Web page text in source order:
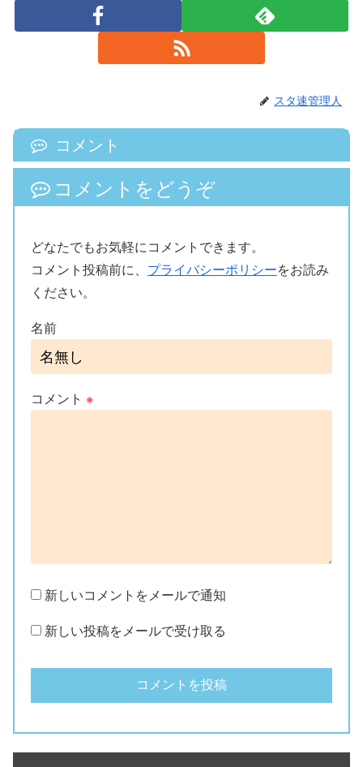
スタ速管理人
コメント
コメントをどうぞ
どなたでもお気軽にコメントできます。
コメント投稿前に、 プライバシーポリシーをお読み
ください。
名前
コメント ※
新しいコメントをメールで通知
新しい投稿をメールで受け取る